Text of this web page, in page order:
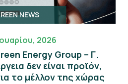
NEWS
2026
Energy Group – Γ.
δεν είναι προϊόν,
το μέλλον της χώρας